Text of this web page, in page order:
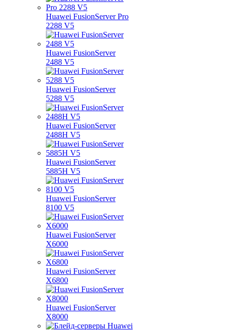
Huawei FusionServer Pro
2288 V5
Huawei FusionServer
2488 V5
Huawei FusionServer
5288 V5
Huawei FusionServer
2488H V5
Huawei FusionServer
5885H V5
Huawei FusionServer
8100 V5
Huawei FusionServer
X6000
Huawei FusionServer
X6800
Huawei FusionServer
X8000